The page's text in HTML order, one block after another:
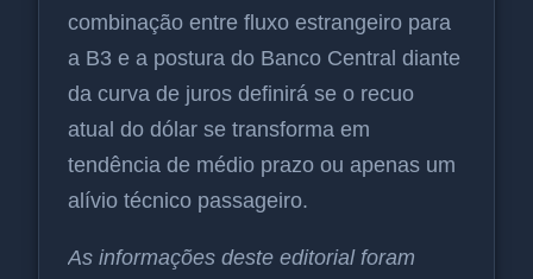
combinação entre fluxo estrangeiro para
a B3 e a postura do Banco Central diante
da curva de juros definirá se o recuo
atual do dólar se transforma em
tendência de médio prazo ou apenas um
alívio técnico passageiro.
As informações deste editorial foram